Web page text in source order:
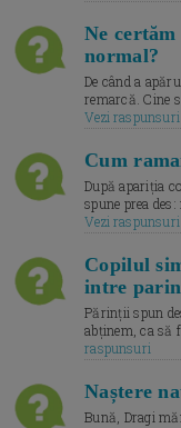
Ne certăm
normal?
De când a
remarcă. Cine
Vezi raspunsuri
Cum
După apariția
spune prea
Vezi raspunsuri
Copilul
intre
Părinții spun
abținem, ca să
raspunsuri
Naștere
Bună, Dragi